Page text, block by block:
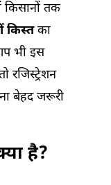
किसानों तक
किस्तका
भी इस
रजिस्ट्रेशन
बेहद जरूरी
है?